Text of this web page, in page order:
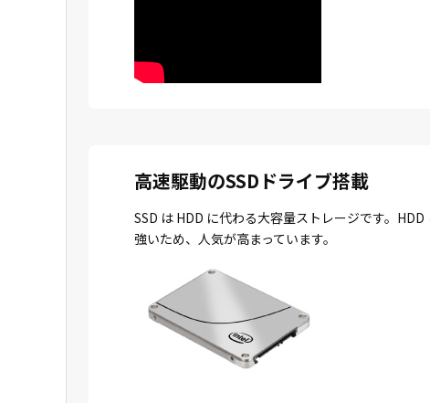
高速駆動のSSDドライブ搭載
SSD は HDD に代わる大容量ストレージです。
強いため、人気が高まっています。